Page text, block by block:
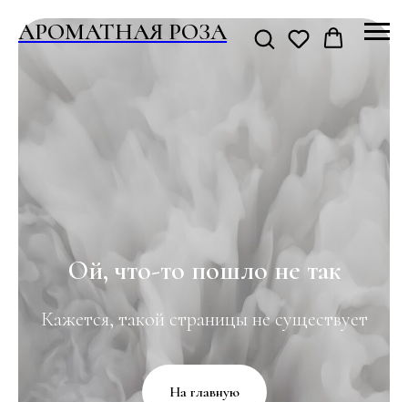
АРОМАТНАЯ РОЗА
Ой, что-то пошло не так
Кажется, такой страницы не существует
На главную